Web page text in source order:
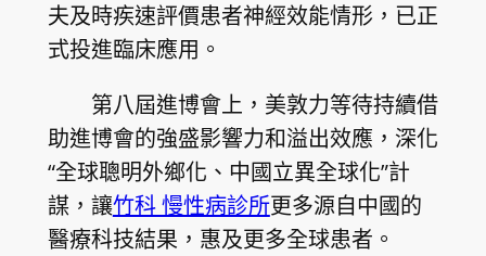
夫及時疾速評價患者神經效能情形，已正
式投進臨床應用。
第八屆進博會上，美敦力等待持續借
助進博會的強盛影響力和溢出效應，深化
“全球聰明外鄉化、中國立異全球化”計
謀，讓竹科 慢性病診所更多源自中國的
醫療科技結果，惠及更多全球患者。